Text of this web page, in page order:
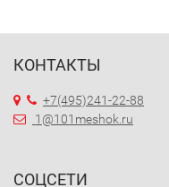
КОНТАКТЫ
+7(495)241-22-88
1@101meshok.ru
СОЦСЕТИ